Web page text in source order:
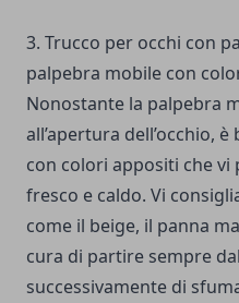
3. Trucco per occhi con
palpebra mobile con
Nonostante la palpebra
all’apertura dell’occhio,
con colori appositi che
fresco e caldo. Vi
come il beige, il panna
cura di partire sempre
successivamente di